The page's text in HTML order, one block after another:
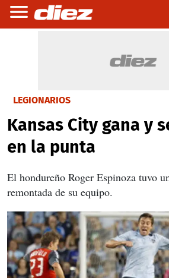
LEGIONARIOS
Kansas City gana y
en la punta
El hondureño Roger Espinoza tuvo
remontada de su equipo.